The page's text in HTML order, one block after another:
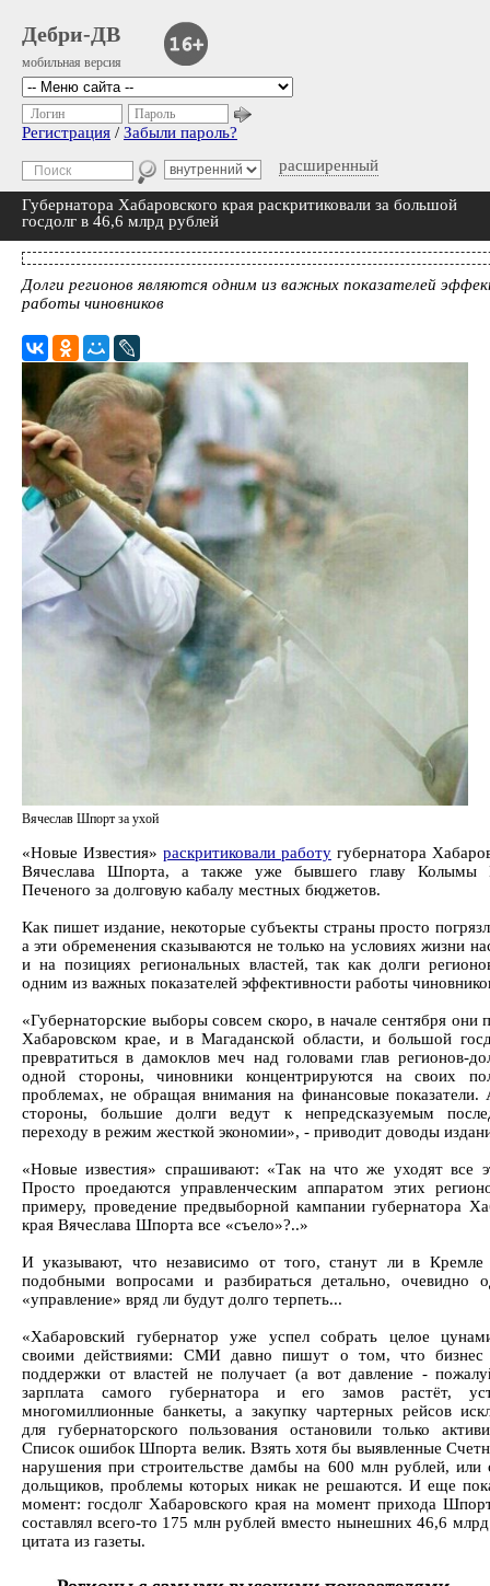
Дебри-ДВ
мобильная версия
расширенный
Логин Пароль
Регистрация / Забыли пароль?
Губернатора Хабаровского края раскритиковали за большой
госдолг в 46,6 млрд рублей
Долги регионов являются одним из важных показателей
работы чиновников
Вячеслав Шпорт за ухой
«Новые Известия» раскритиковали работу губернатора
Вячеслава Шпорта, а также уже бывшего главу Колымы
Печеного за долговую кабалу местных бюджетов.
Как пишет издание, некоторые субъекты страны просто
а эти обременения сказываются не только на условиях жизни
и на позициях региональных властей, так как долги
одним из важных показателей эффективности работы
«Губернаторские выборы совсем скоро, в начале сентября они
Хабаровском крае, и в Магаданской области, и большой
превратиться в дамоклов меч над головами глав регионов-
одной стороны, чиновники концентрируются на своих
проблемах, не обращая внимания на финансовые показатели.
стороны, большие долги ведут к непредсказуемым
переходу в режим жесткой экономии», - приводит доводы
«Новые известия» спрашивают: «Так на что же уходят все
Просто проедаются управленческим аппаратом этих
примеру, проведение предвыборной кампании губернатора
края Вячеслава Шпорта все «съело»?..»
И указывают, что независимо от того, станут ли в Кремле
подобными вопросами и разбираться детально, очевидно
«управление» вряд ли будут долго терпеть...
«Хабаровский губернатор уже успел собрать целое
своими действиями: СМИ давно пишут о том, что бизнес
поддержки от властей не получает (а вот давление -
зарплата самого губернатора и его замов растёт,
многомиллионные банкеты, а закупку чартерных рейсов
для губернаторского пользования остановили только
Список ошибок Шпорта велик. Взять хотя бы выявленные
нарушения при строительстве дамбы на 600 млн рублей, или
дольщиков, проблемы которых никак не решаются. И еще
момент: госдолг Хабаровского края на момент прихода
составлял всего-то 175 млн рублей вместо нынешних 46,6
цитата из газеты.